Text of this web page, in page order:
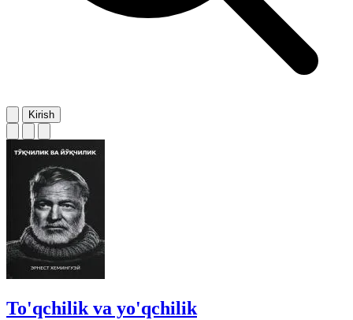
Kirish
To'qchilik va yo'qchilik